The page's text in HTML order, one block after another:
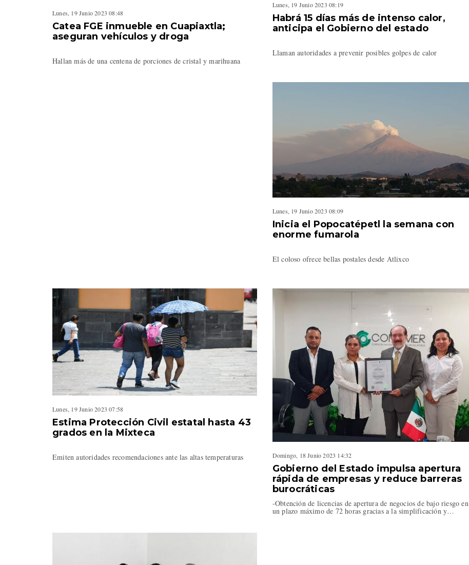
Lunes, 19 Junio 2023 08:48
Catea FGE inmueble en Cuapiaxtla;
aseguran vehículos y droga
Hallan más de una centena de porciones de cristal y marihuana
Lunes, 19 Junio 2023 08:19
Habrá 15 días más de intenso calor,
anticipa el Gobierno del estado
Llaman autoridades a prevenir posibles golpes de calor
Lunes, 19 Junio 2023 08:09
Inicia el Popocatépetl la semana con
enorme fumarola
El coloso ofrece bellas postales desde Atlixco
Lunes, 19 Junio 2023 07:58
Estima Protección Civil estatal hasta 43
grados en la Mixteca
Emiten autoridades recomendaciones ante las altas temperaturas Domingo, 18 Junio 2023 14:32
Gobierno del Estado impulsa apertura
rápida de empresas y reduce barreras
burocráticas
-Obtención de licencias de apertura de negocios de bajo riesgo en
un plazo máximo de 72 horas gracias a la simplificación y…